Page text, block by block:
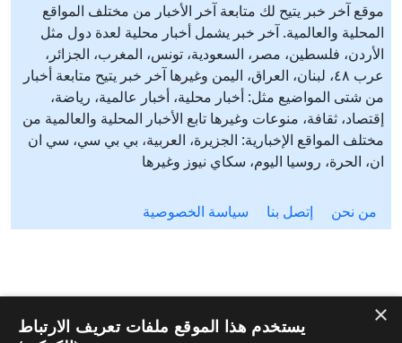
موقع آخر خبر يتيح لك متابعة آخر الأخبار من مختلف المواقع
المحلية والعالمية. آخر خبر يشمل أخبار محلية لعدة دول مثل
الأردن، فلسطين، مصر، السعودية، تونس، المغرب، الجزائر،
عرب ٤٨، لبنان، العراق، اليمن وغيرها آخر خبر يتيح متابعة أخبار
من شتى المواضيع مثل: أخبار محلية، أخبار عالمية، رياضة،
إقتصاد، ثقافة، منوعات وغيرها تابع الأخبار المحلية والعالمية من
مختلف المواقع الإخبارية: الجزيرة، العربية، بي بي سي، سي ان
ان، الحرة، روسيا اليوم، سكاي نيوز وغيرها
من نحن إتصل بنا سياسة الخصوصية
×
يستخدم هذا الموقع ملفات تعريف الارتباط